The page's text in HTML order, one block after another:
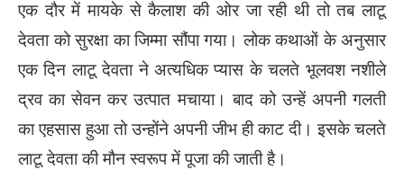
एक दौर में मायके से कैलाश की ओर जा रही थी तो तब लाटू
देवता को सुरक्षा का जिम्मा सौंपा गया। लोक कथाओं के अनुसार
एक दिन लाटू देवता ने अत्यधिक प्यास के चलते भूलवश नशीले
द्रव का सेवन कर उत्पात मचाया। बाद को उन्हें अपनी गलती
का एहसास हुआ तो उन्होंने अपनी जीभ ही काट दी। इसके चलते
लाटू देवता की मौन स्वरूप में पूजा की जाती है।